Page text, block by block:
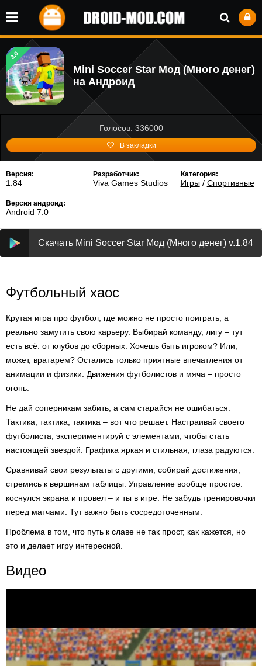
3.0
Mini Soccer Star Мод (Много денег)
на Андроид
Голосов: 336000
В закладки
Версия:
1.84
Разработчик:
Viva Games Studios
Категория:
Игры/ Спортивные
Версия андроид:
Android 7.0
Скачать Mini Soccer Star Мод (Много денег) v.1.84
Футбольный хаос
Крутая игра про футбол, где можно не просто поиграть, а
реально замутить свою карьеру. Выбирай команду, лигу – тут
есть всё: от клубов до сборных. Хочешь быть игроком? Или,
может, вратарем? Остались только приятные впечатления от
анимации и физики. Движения футболистов и мяча – просто
огонь.
Не дай соперникам забить, а сам старайся не ошибаться.
Тактика, тактика, тактика – вот что решает. Настраивай своего
футболиста, экспериментируй с элементами, чтобы стать
настоящей звездой. Графика яркая и стильная, глаза радуются.
Сравнивай свои результаты с другими, собирай достижения,
стремись к вершинам таблицы. Управление вообще простое:
коснулся экрана и провел – и ты в игре. Не забудь тренировочки
перед матчами. Тут важно быть сосредоточенным.
Проблема в том, что путь к славе не так прост, как кажется, но
это и делает игру интересной.
Видео